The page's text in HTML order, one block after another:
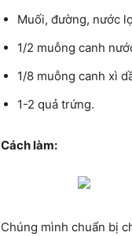
Muối, đường, nước
1/2 muỗng canh
1/8 muỗng canh xì
1-2 quả trứng.
Cách làm:
Chúng mình chuẩn bị